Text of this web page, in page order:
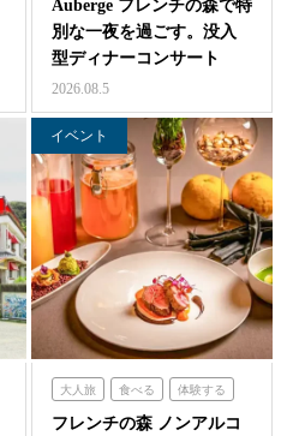
Auberge フレンチの森で特
別な一夜を過ごす。没入
型ディナーコンサート
『サロン・ド・モ…
2026.08.5
イベント
大人旅 食べる 体験する
フレンチの森
フレンチの森 ノンアルコ